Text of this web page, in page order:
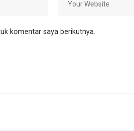
komentar saya berikutnya.